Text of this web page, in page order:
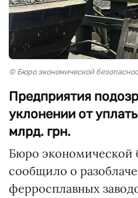
© Бюро экономической
Предприятия
уклонении от
млрд. грн.
Бюро экономической
сообщило о
ферросплавных